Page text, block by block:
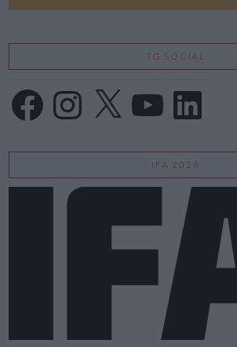
TG SOCIAL
FacebookInstagram
X LinkedIn
IFA 2026